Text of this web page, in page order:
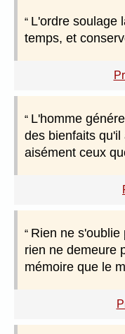
L'ordre soulage
temps, et
L'homme
des bienfaits
aisément ceux
Rien ne
rien ne demeure
mémoire que le